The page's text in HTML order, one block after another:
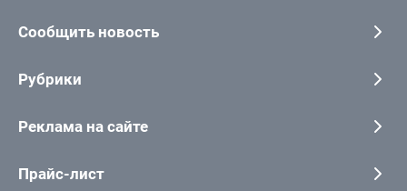
Сообщить новость
Рубрики
Реклама на сайте
Прайс-лист